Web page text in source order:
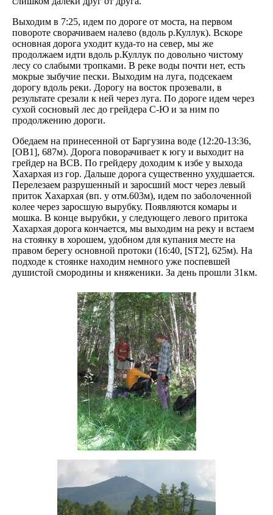
Выходим в 7:25, идем по дороге от моста, на первом
повороте сворачиваем налево (вдоль р.Куллук). Вскоре
основная дорога уходит куда-то на север, мы же
продолжаем идти вдоль р.Куллук по довольно чистому
лесу со слабыми тропками. В реке воды почти нет, есть
мокрые зыбучие пески. Выходим на луга, подсекаем
дорогу вдоль реки. Дорогу на восток прозевали, в
результате срезали к ней через луга. По дороге идем через
сухой сосновый лес до грейдера С-Ю и за ним по
продолжению дороги.
Обедаем на принесенной от Баргузина воде (12:20-13:36,
[OB1], 687м). Дорога поворачивает к югу и выходит на
грейдер на ВСВ. По грейдеру доходим к избе у выхода
Хахархая из гор. Дальше дорога существенно ухудшается.
Перелезаем разрушенный и заросший мост через левый
приток Хахархая (вп. у отм.603м), идем по заболоченной
колее через заросшую вырубку. Появляются комары и
мошка. В конце вырубки, у следующего левого притока
Хахархая дорога кончается, мы выходим на реку и встаем
на стоянку в хорошем, удобном для купания месте на
правом берегу основной протоки (16:40, [ST2], 625м). На
подходе к стоянке находим немного уже поспевшей
душистой смородины и княженики. За день прошли 31км.